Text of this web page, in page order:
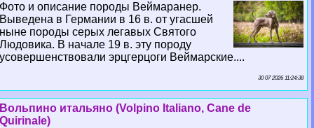
Фото и описание породы Веймаранер.
Выведена в Германии в 16 в. от угасшей
ныне породы серых легавых Святого
Людовика. В начале 19 в. эту породу
усовершенствовали эрцгерцоги Веймарские....
30 07 2026 11:24:38
Вольпино итальяно (Volpino Italiano, Cane de
Quirinale)